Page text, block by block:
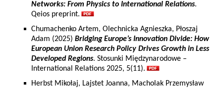
Networks: From Physics to International Relations.
Qeios preprint.
Chumachenko Artem, Olechnicka Agnieszka, Płoszaj
Adam (2025) Bridging Europe’s Innovation Divide: How
European Union Research Policy Drives Growth in Less
Developed Regions. Stosunki Międzynarodowe –
International Relations 2025, 5(11).
Herbst Mikołaj, Lajstet Joanna, Macholak Przemysław